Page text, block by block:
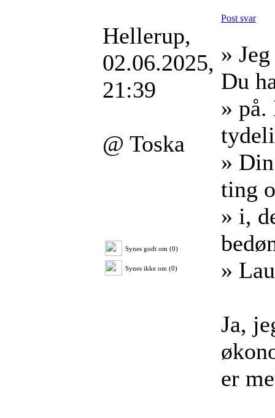
Hellerup,
02.06.2025,
21:39
@ Toska
Synes godt om (0)
Synes ikke om (0)
Post svar
»
Du
»
»
ting
» i,
»
Ja,
er